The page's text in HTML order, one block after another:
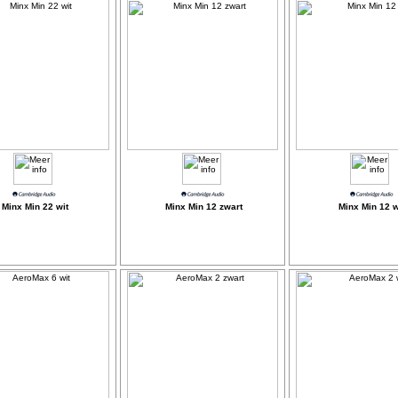
Minx Min 22 wit Minx Min 12 zwart Minx Min 12